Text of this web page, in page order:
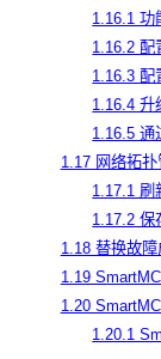
1.16.1 功
1.16.2 配
1.16.3 配
1.16.4 升
1.16.5 通
1.17 网络拓扑
1.17.1 刷
1.17.2 保
1.18 替换故
1.19
1.20
1.20.1